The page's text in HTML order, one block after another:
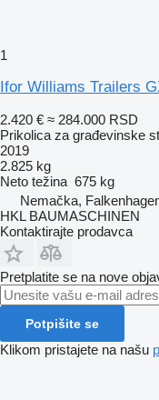
1
Ifor Williams Trailers
2.420 € ≈ 284.000 RSD
Prikolica za građevinske
2019
2.825 kg
Neto težina 675 kg
Nemačka,
HKL BAUMASCHINEN
Kontaktirajte prodavca
Pretplatite se na nove
Potpišite se
Klikom pristajete na našu